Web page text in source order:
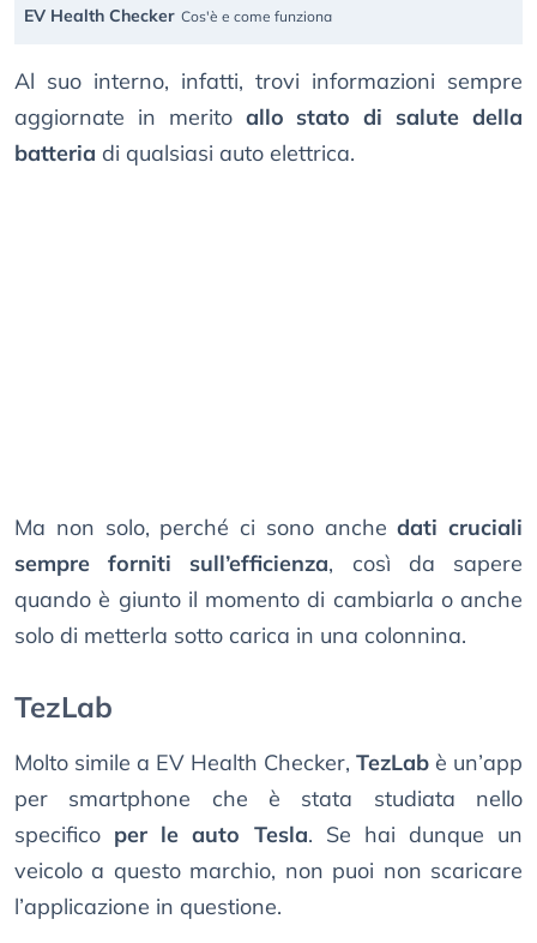
EV Health Checker Cos'è e come funziona
Al suo interno, infatti, trovi informazioni sempre
aggiornate in merito allo stato di salute della
batteria di qualsiasi auto elettrica.
Ma non solo, perché ci sono anchedati cruciali
sempre forniti sull’efficienza, così da sapere
quando è giunto il momento di cambiarla o anche
solo di metterla sotto carica in una colonnina.
TezLab
Molto simile a EV Health Checker, TezLab è un’app
per smartphone che è stata studiata nello
specifico per le auto Tesla. Se hai dunque un
veicolo a questo marchio, non puoi non scaricare
l’applicazione in questione.